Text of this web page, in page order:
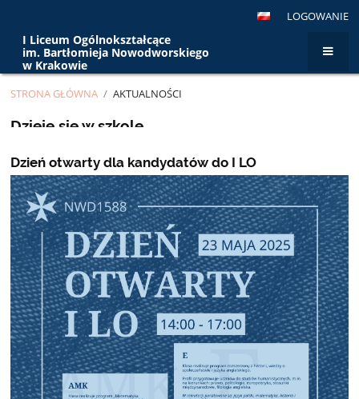
LOGOWANIE
I Liceum Ogólnokształcące
im. Bartłomieja Nowodworskiego
w Krakowie
STRONA GŁÓWNA / AKTUALNOŚCI
Aktualności
Dzieje się w szkole...
Dzień otwarty dla kandydatów do I LO